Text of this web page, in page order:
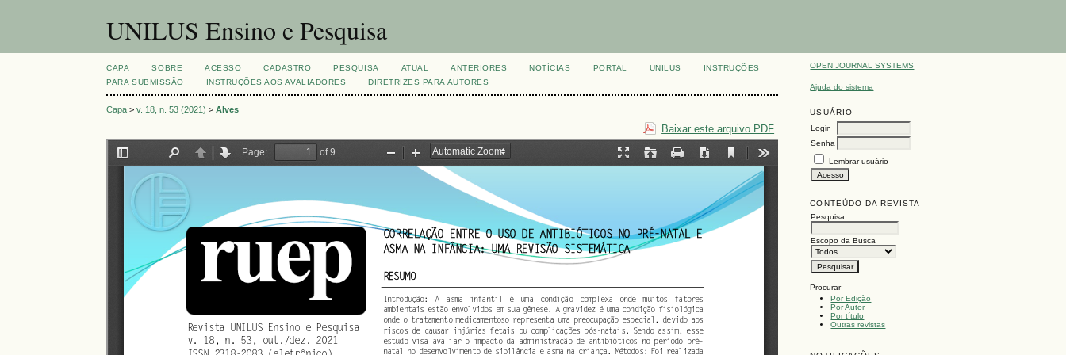
UNILUS Ensino e Pesquisa
OPEN JOURNAL SYSTEMS
Ajuda do sistema
USUÁRIO
Login
Senha
Lembrar usuário
CONTEÚDO DA REVISTA
Pesquisa
Escopo da Busca
Procurar
Por Edição
Por Autor
Por título
Outras revistas
CAPA SOBRE ACESSO CADASTRO PESQUISA ATUAL ANTERIORES NOTÍCIAS PORTAL UNILUS
INSTRUÇÕES
PARA SUBMISSÃO
INSTRUÇÕES AOS AVALIADORES DIRETRIZES PARA AUTORES
Capa >v. 18, n. 53 (2021) >Alves
Baixar este arquivo PDF